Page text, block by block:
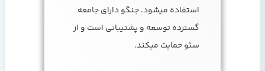
استفاده میشود. جنگو دارای جامعه
گسترده توسعه و پشتیبانی است و از
سئو حمایت میکند.